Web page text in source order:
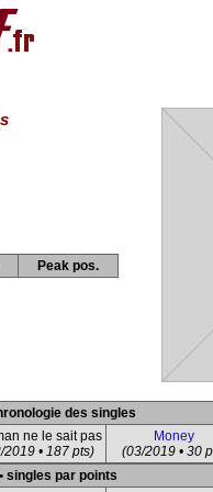
Peak pos.
des singles
ne le sait pas
2019 • 187 pts)
Money
(03/2019 • 30
singles par points